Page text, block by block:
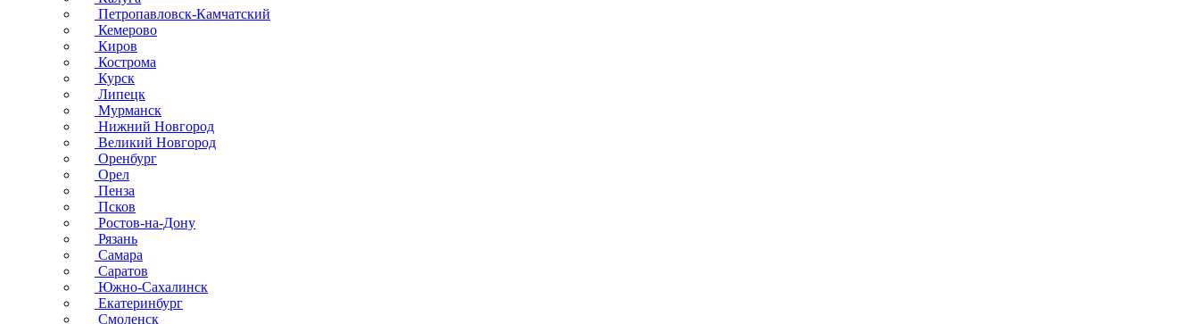
Петропавловск-Камчатский
Кемерово
Киров
Кострома
Курск
Липецк
Мурманск
Нижний Новгород
Великий Новгород
Оренбург
Орел
Пенза
Псков
Ростов-на-Дону
Рязань
Самара
Саратов
Южно-Сахалинск
Екатеринбург
Смоленск